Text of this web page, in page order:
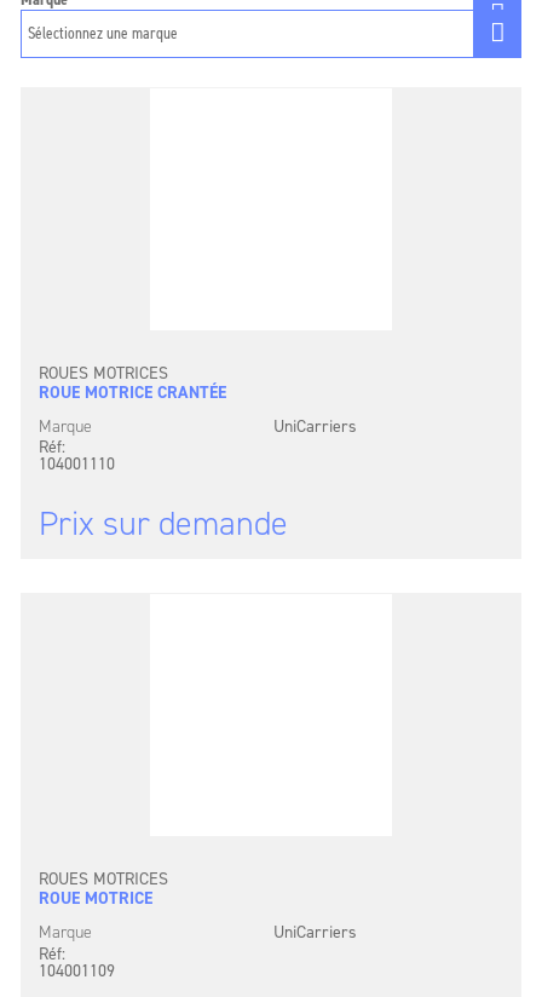
ROUES MOTRICES
ROUE MOTRICE CRANTÉE
Marque
UniCarriers
Réf:
104001110
Prix sur demande
ROUES MOTRICES
ROUE MOTRICE
Marque
UniCarriers
Réf:
104001109